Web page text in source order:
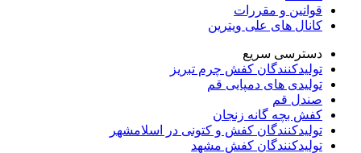
قوانین و مقررات
کانال های علی ویترین
دسترسی سریع
تولیدکنندگان کفش چرم تبریز
تولیدی های دمپایی قم
صندل قم
کفش بچه گانه زنجان
تولیدکنندگان کفش و کتونی در اسلامشهر
تولیدکنندگان کفش مشهد